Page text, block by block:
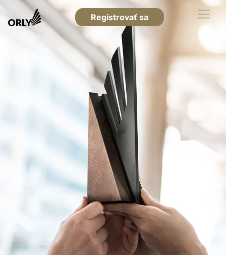
Registrovať sa